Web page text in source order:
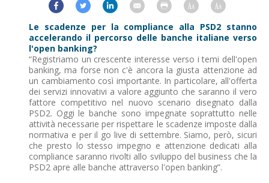
Le scadenze per la compliance alla PSD2 stanno
accelerando il percorso delle banche italiane verso
l'open banking?
“Registriamo un crescente interesse verso i temi dell'open
banking, ma forse non c'è ancora la giusta attenzione ad
un cambiamento così importante. In particolare, all'offerta
dei servizi innovativi a valore aggiunto che saranno il vero
fattore competitivo nel nuovo scenario disegnato dalla
PSD2. Oggi le banche sono impegnate soprattutto nelle
attività necessarie per rispettare le scadenze imposte dalla
normativa e per il go live di settembre. Siamo, però, sicuri
che presto lo stesso impegno e attenzione dedicati alla
compliance saranno rivolti allo sviluppo del business che la
PSD2 apre alle banche attraverso l'open banking”.